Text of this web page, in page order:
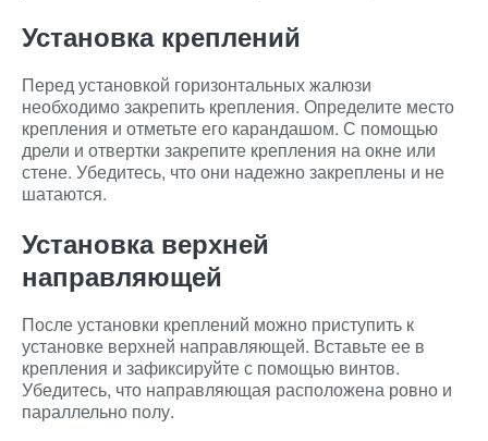
Установка креплений
Перед установкой горизонтальных жалюзи
необходимо закрепить крепления. Определите место
крепления и отметьте его карандашом. С помощью
дрели и отвертки закрепите крепления на окне или
стене. Убедитесь, что они надежно закреплены и не
шатаются.
Установка верхней
направляющей
После установки креплений можно приступить к
установке верхней направляющей. Вставьте ее в
крепления и зафиксируйте с помощью винтов.
Убедитесь, что направляющая расположена ровно и
параллельно полу.